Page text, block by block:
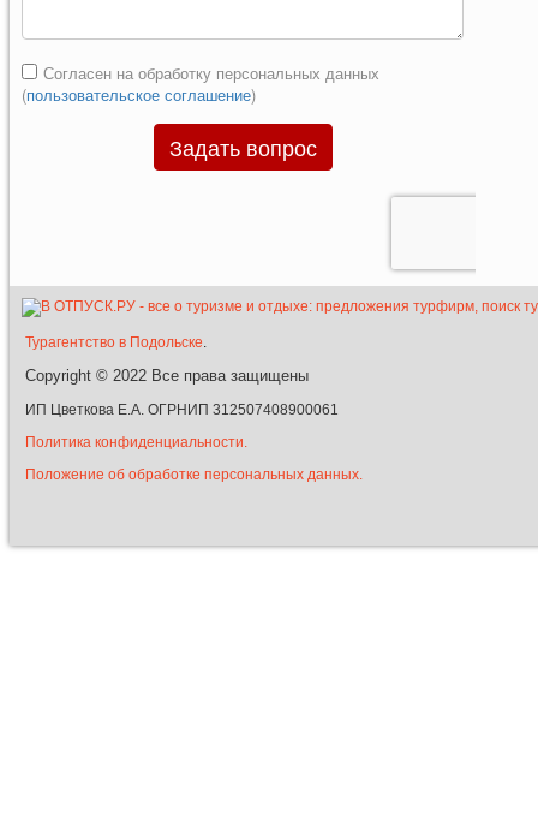
Турагентство в Подольске.
Copyright © 2022 Все права защищены
ИП Цветкова Е.А. ОГРНИП 312507408900061
Политика конфиденциальности.
Положение об обработке персональных данных.